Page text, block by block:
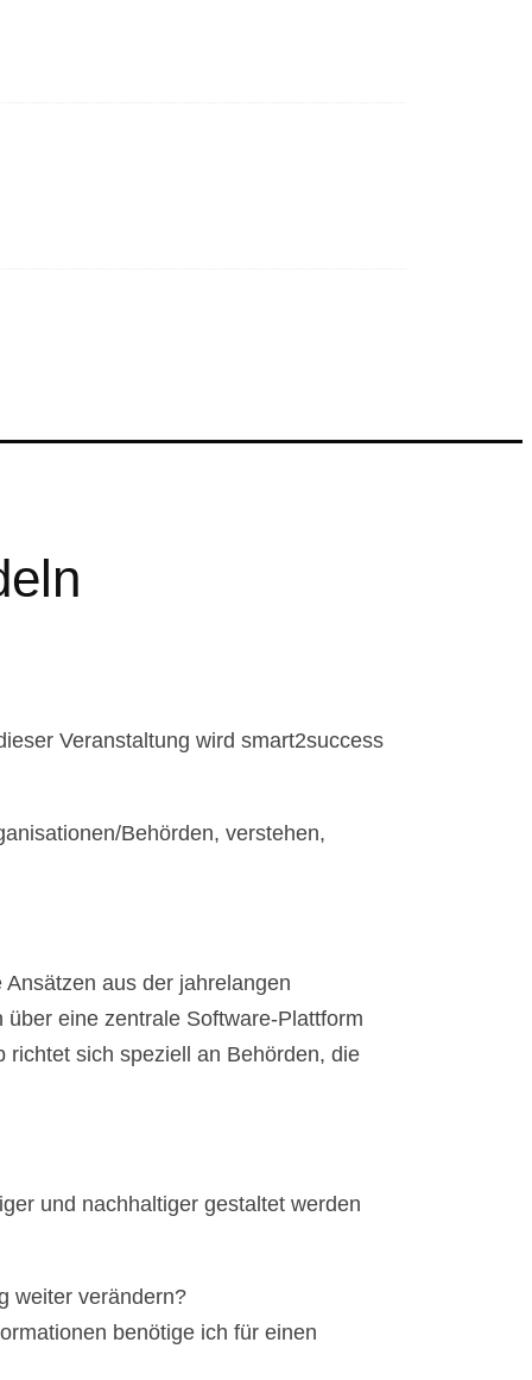
Veranstaltung wird smart2success
Behörden, verstehen,
aus der jahrelangen
eine zentrale Software-Plattform
sich speziell an Behörden, die
und nachhaltiger gestaltet werden
weiter verändern?
benötige ich für einen